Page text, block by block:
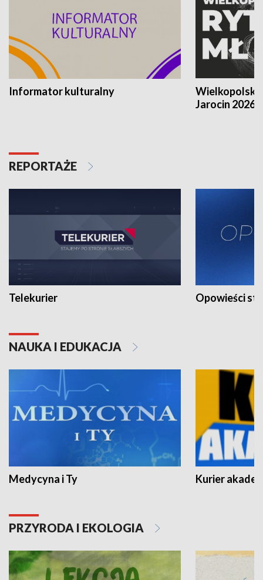
Informator kulturalny
Jarocin 2026
REPORTAŻE
Telekurier Opowieści
NAUKA I EDUKACJA
Medycyna i Ty Kurier
PRZYRODA I EKOLOGIA